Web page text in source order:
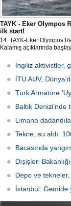
TAYK - Eker Olympos
ilk start!
14. TAYK-Eker Olympos
Kalamış açıklarında
gün boyunca yelken
buluşturacak
gününde 9 tekne rüzgârla
İngiliz aktivistler,
İTU AUV,
Türk Armatöre
Baltık Denizi'nde
Limana
Tekne, su aldı:
Bacasında
Dışişleri
Depo ve
İstanbul: Gemide